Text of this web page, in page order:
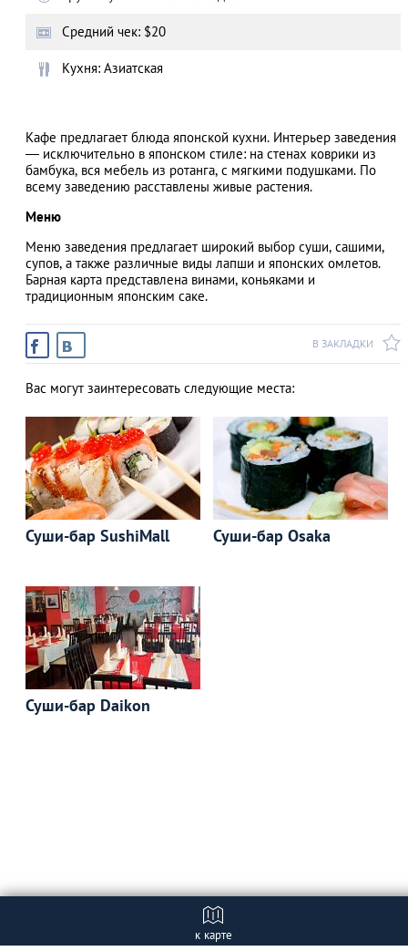
АЗАД
Средний чек: $20
Кухня: Азиатская
Кафе предлагает блюда японской кухни. Интерьер заведения
— исключительно в японском стиле: на стенах коврики из
бамбука, вся мебель из ротанга, с мягкими подушками. По
всему заведению расставлены живые растения.
Меню
Меню заведения предлагает широкий выбор суши, сашими,
супов, а также различные виды лапши и японских омлетов.
Барная карта представлена винами, коньяками и
традиционным японским саке.
В ЗАКЛАДКИ
Вас могут заинтересовать следующие места:
Суши-бар SushiMall Суши-бар Osaka
Суши-бар Daikon
к карте